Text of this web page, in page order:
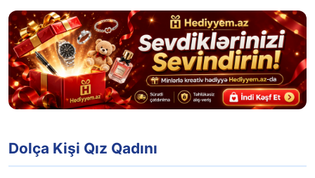
Dolça Kişi Qız Qadını